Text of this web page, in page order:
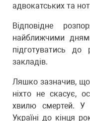
адвокатських та
Відповідне
найближчими
підготуватись до
закладів.
Ляшко зазначив, що
ніхто не скасує,
хвилю смертей. У
Україні до кінця